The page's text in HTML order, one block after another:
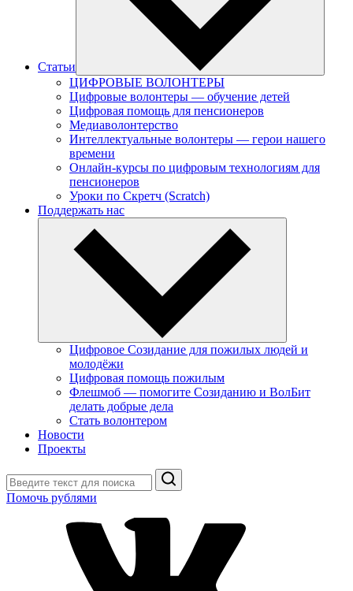
Статьи
ЦИФРОВЫЕ ВОЛОНТЕРЫ
Цифровые волонтеры — обучение детей
Цифровая помощь для пенсионеров
Медиаволонтерство
Интеллектуальные волонтеры — герои нашего
времени
Онлайн-курсы по цифровым технологиям для
пенсионеров
Уроки по Скретч (Scratch)
Поддержать нас
Цифровое Созидание для пожилых людей и
молодёжи
Цифровая помощь пожилым
Флешмоб — помогите Созиданию и ВолБит
делать добрые дела
Стать волонтером
Новости
Проекты
Поиск
Помочь рублями